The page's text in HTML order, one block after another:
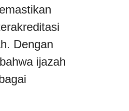
Dengan
ijazah